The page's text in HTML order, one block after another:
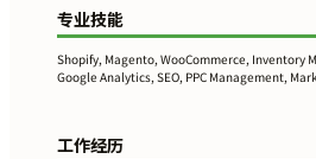
专业技能
Shopify, Magento, WooCommerce, Inventory
Google Analytics, SEO, PPC Management,
工作经历